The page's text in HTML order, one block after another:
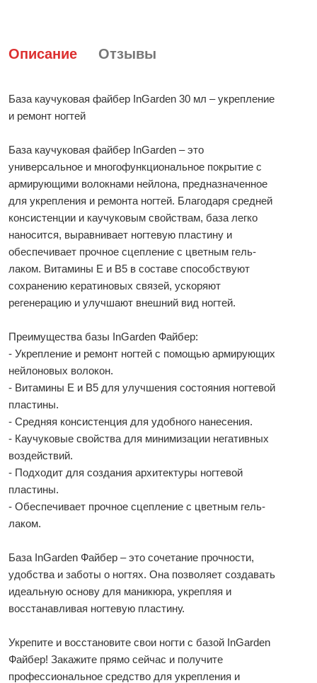
Описание Отзывы
База каучуковая файбер InGarden 30 мл – укрепление
и ремонт ногтей
База каучуковая файбер InGarden – это
универсальное и многофункциональное покрытие с
армирующими волокнами нейлона, предназначенное
для укрепления и ремонта ногтей. Благодаря средней
консистенции и каучуковым свойствам, база легко
наносится, выравнивает ногтевую пластину и
обеспечивает прочное сцепление с цветным гель-
лаком. Витамины Е и В5 в составе способствуют
сохранению кератиновых связей, ускоряют
регенерацию и улучшают внешний вид ногтей.
Преимущества базы InGarden Файбер:
- Укрепление и ремонт ногтей с помощью армирующих
нейлоновых волокон.
- Витамины Е и В5 для улучшения состояния ногтевой
пластины.
- Средняя консистенция для удобного нанесения.
- Каучуковые свойства для минимизации негативных
воздействий.
- Подходит для создания архитектуры ногтевой
пластины.
- Обеспечивает прочное сцепление с цветным гель-
лаком.
База InGarden Файбер – это сочетание прочности,
удобства и заботы о ногтях. Она позволяет создавать
идеальную основу для маникюра, укрепляя и
восстанавливая ногтевую пластину.
Укрепите и восстановите свои ногти с базой InGarden
Файбер! Закажите прямо сейчас и получите
профессиональное средство для укрепления и